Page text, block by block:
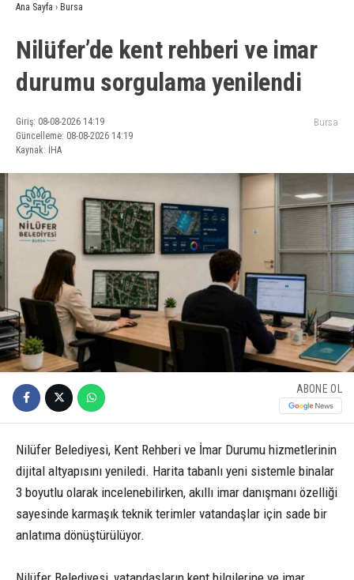
Ana Sayfa › Bursa
Nilüfer’de kent rehberi ve imar
durumu sorgulama yenilendi
Giriş: 08-08-2026 14:19
Güncelleme: 08-08-2026 14:19
Kaynak: İHA
Bursa
ABONE OL
Nilüfer Belediyesi, Kent Rehberi ve İmar Durumu hizmetlerinin
dijital altyapısını yeniledi. Harita tabanlı yeni sistemle binalar
3 boyutlu olarak incelenebilirken, akıllı imar danışmanı özelliği
sayesinde karmaşık teknik terimler vatandaşlar için sade bir
anlatıma dönüştürülüyor.